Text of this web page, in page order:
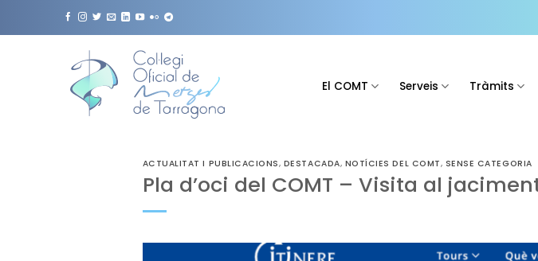
El COMT Serveis Tràmits
ACTUALITAT I PUBLICACIONS, DESTACADA, NOTÍCIES DEL COMT, SENSE CATEGORIA
Pla d’oci del COMT – Visita al